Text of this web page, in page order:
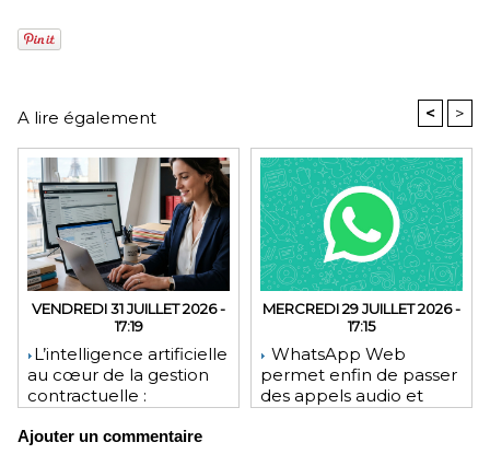
A lire également < >
VENDREDI 31 JUILLET 2026 -
17:19
​L’intelligence artificielle
au cœur de la gestion
contractuelle :
pour les juristes ?
MERCREDI 29 JUILLET 2026 -
17:15
WhatsApp Web
permet enfin de passer
des appels audio et
Ajouter un commentaire